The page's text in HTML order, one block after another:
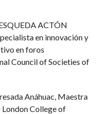
ACTÓN
en innovación y
en foros
Council of Societies of
Anáhuac, Maestra
College of